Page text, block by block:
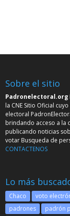
Sobre el sitio
Padronelectoral.org
la CNE Sitio Oficial
electoral
brindando acceso a la
publicando noticias
votar Busqueda de
CONTACTENOS
Lo más
Chaco voto
padrones
padrón